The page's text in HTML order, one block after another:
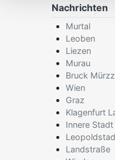
Nachrichten
Murtal
Leoben
Liezen
Murau
Bruck
Wien
Graz
Klagenfurt
Innere Stadt
Landstraße